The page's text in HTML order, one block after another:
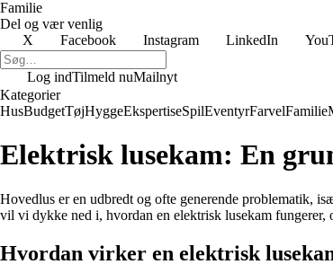
Familie
Del og vær venlig
X
Facebook Instagram LinkedIn
Log indTilmeld nuMailnyt
Kategorier
HusBudgetTøjHyggeEkspertiseSpilEventyrFarvelFamilie
Elektrisk lusekam: En
Hovedlus er en udbredt og ofte generende problematik,
vil vi dykke ned i, hvordan en elektrisk lusekam
Hvordan virker en elektrisk